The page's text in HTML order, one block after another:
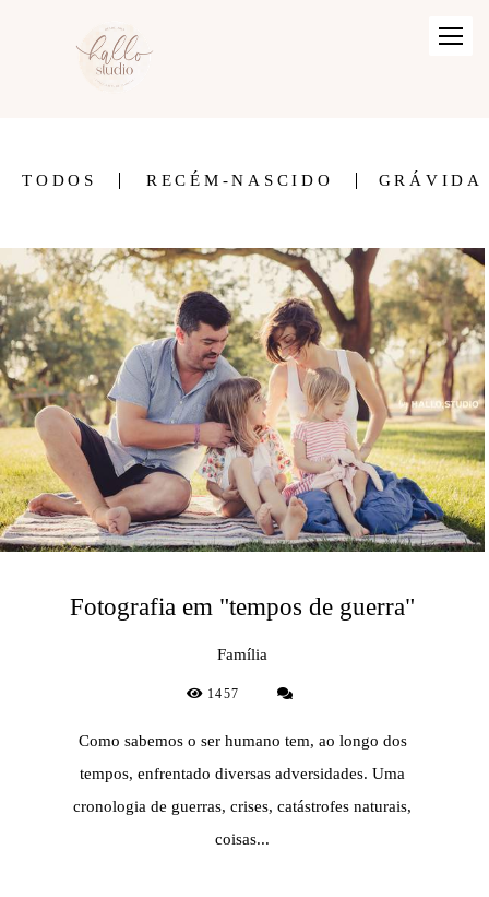
TODOS RECÉM-NASCIDO GRÁVIDA
Fotografia em "tempos de guerra"
Família
1457
Como sabemos o ser humano tem, ao longo dos
tempos, enfrentado diversas adversidades. Uma
cronologia de guerras, crises, catástrofes naturais,
coisas...